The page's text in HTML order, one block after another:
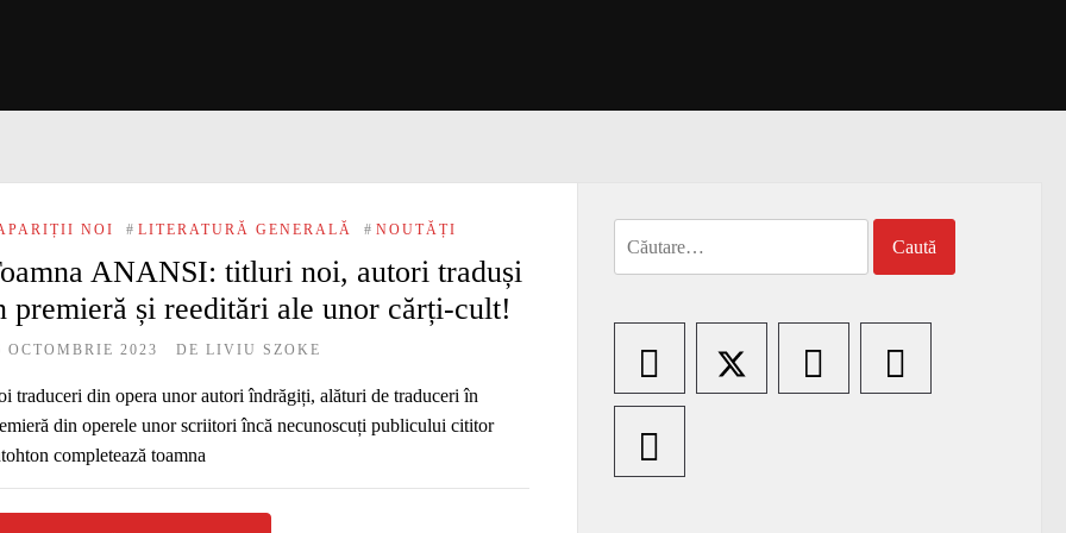
NOI # LITERATURĂ GENERALĂ # NOUTĂȚI
ANANSI: titluri noi, autori traduși
premieră și reeditări ale unor cărți-cult!
OCTOMBRIE 2023 DE LIVIU SZOKE
traduceri din opera unor autori îndrăgiți, alături de traduceri în
din operele unor scriitori încă necunoscuți publicului cititor
completează toamna